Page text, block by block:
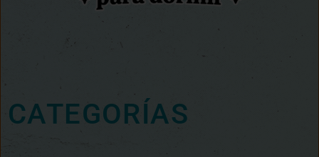
CATEGORÍAS